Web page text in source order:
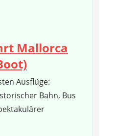
Mallorca
Ausflüge:
Bahn, Bus